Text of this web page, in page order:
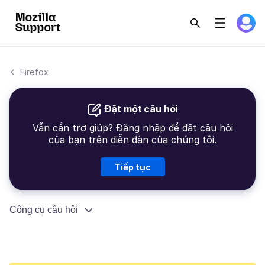
Firefox
Đặt một câu hỏi
Vẫn cần trợ giúp? Đăng nhập để đặt câu hỏi
của bạn trên diễn đàn của chúng tôi.
Tiếp tục
Công cụ câu hỏi